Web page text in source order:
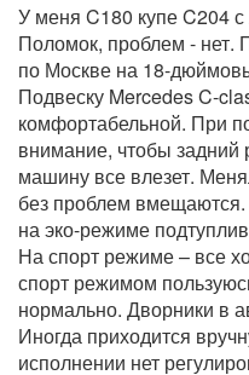
У меня C180 купе C204
Поломок, проблем - нет.
по Москве на 18-
Подвеску Mercedes C-
комфортабельной. При
внимание, чтобы задний
машину все влезет.
без проблем вмещаются.
на эко-режиме
На спорт режиме – все
спорт режимом
нормально. Дворники в
Иногда приходится
исполнении нет